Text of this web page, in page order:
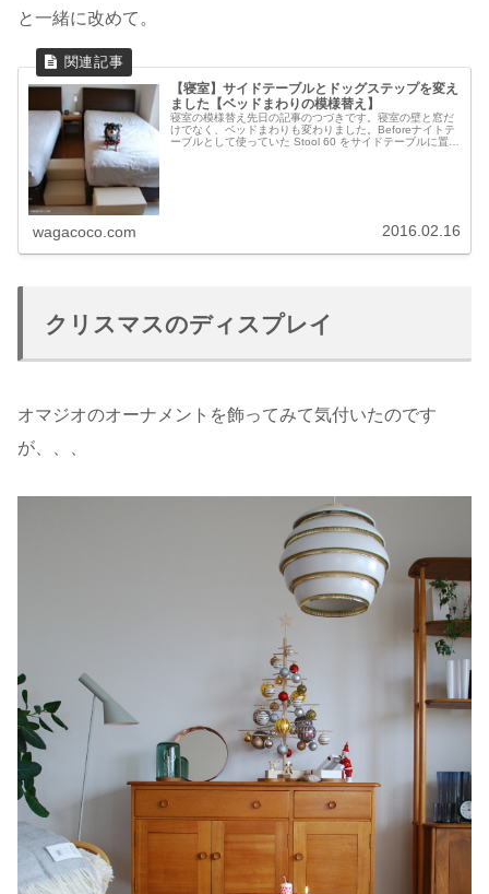
と一緒に改めて。
【寝室】サイドテーブルとドッグステップを変え
ました【ベッドまわりの模様替え】
寝室の模様替え先日の記事のつづきです。寝室の壁と窓だ
けでなく、ベッドまわりも変わりました。Beforeナイトテ
ーブルとして使っていた Stool 60 をサイドテーブルに置き
wagacoco.com 2016.02.16
クリスマスのディスプレイ
オマジオのオーナメントを飾ってみて気付いたのです
が、、、